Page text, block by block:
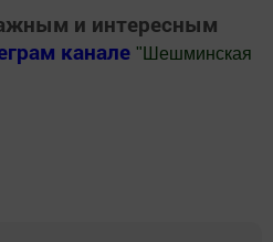
и интересным
канале " Шешминская